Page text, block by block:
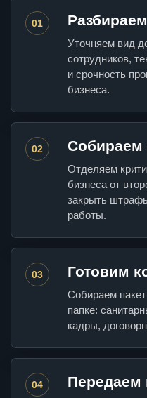
01
Уточняем вид
сотрудников,
и срочность
бизнеса.
02 Собираем
Отделяем
бизнеса от
закрыть
работы.
03 Готовим
Собираем
папке:
кадры,
04 Передаем